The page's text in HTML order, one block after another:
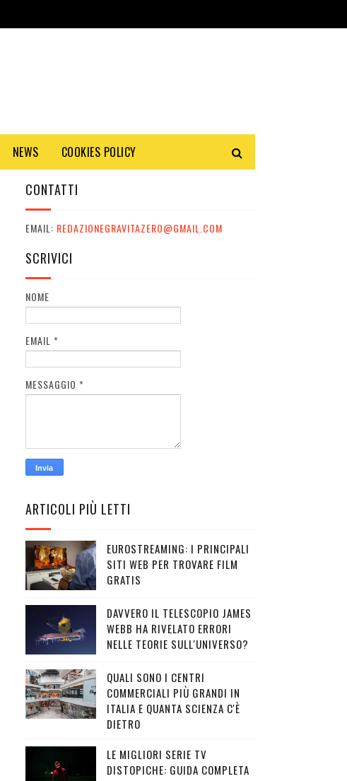
NEWS COOKIES POLICY
CONTATTI
EMAIL: REDAZIONEGRAVITAZERO@GMAIL.COM
SCRIVICI
NOME
EMAIL *
MESSAGGIO *
ARTICOLI PIÙ LETTI
EUROSTREAMING: I PRINCIPALI
SITI WEB PER TROVARE FILM
GRATIS
DAVVERO IL TELESCOPIO JAMES
WEBB HA RIVELATO ERRORI
NELLE TEORIE SULL'UNIVERSO?
QUALI SONO I CENTRI
COMMERCIALI PIÙ GRANDI IN
ITALIA E QUANTA SCIENZA C'È
DIETRO
LE MIGLIORI SERIE TV
DISTOPICHE: GUIDA COMPLETA